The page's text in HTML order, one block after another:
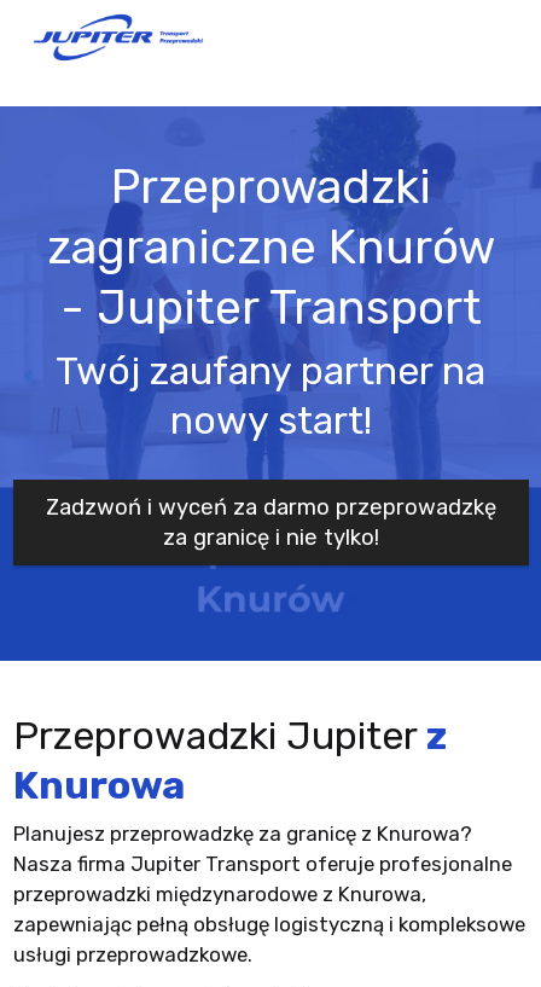
Przeprowadzki
zagraniczne Knurów
- Jupiter Transport
Twój zaufany partner na
nowy start!
Zadzwoń i wyceń za darmo przeprowadzkę
za granicę i nie tylko!
Przeprowadzki Jupiter z
Knurowa
Planujesz przeprowadzkę za granicę z Knurowa?
Nasza firma Jupiter Transport oferuje profesjonalne
przeprowadzki międzynarodowe z Knurowa,
zapewniając pełną obsługę logistyczną i kompleksowe
usługi przeprowadzkowe.